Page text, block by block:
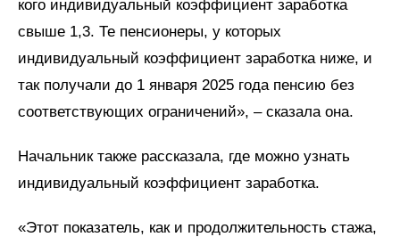
кого индивидуальный коэффициент заработка
свыше 1,3. Те пенсионеры, у которых
индивидуальный коэффициент заработка ниже, и
так получали до 1 января 2025 года пенсию без
соответствующих ограничений», – сказала она.
Начальник также рассказала, где можно узнать
индивидуальный коэффициент заработка.
«Этот показатель, как и продолжительность стажа,